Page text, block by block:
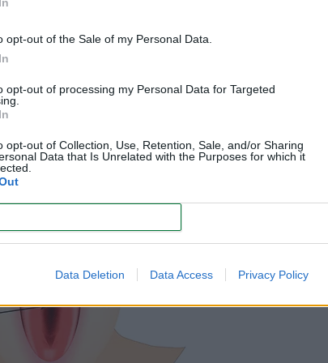
opt-out of the Sale of my Personal Data.
opt-out of processing my Personal Data for Targeted
opt-out of Collection, Use, Retention, Sale, and/or Sharing
Data that Is Unrelated with the Purposes for which it
Data Deletion Data Access Privacy Policy
se irriga y aumenta de tamaño...¡y su sensibilidad también
demasiado directa o intensa puede no ser bien
niveles de estimulación.
que experimenta a través de su clítoris
o nos sugiera, permaneciendo atentos a sus señales en